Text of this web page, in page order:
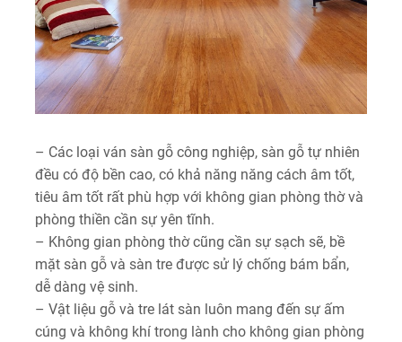
– Các loại ván sàn gỗ công nghiệp, sàn gỗ tự nhiên
đều có độ bền cao, có khả năng năng cách âm tốt,
tiêu âm tốt rất phù hợp với không gian phòng thờ và
phòng thiền cần sự yên tĩnh.
– Không gian phòng thờ cũng cần sự sạch sẽ, bề
mặt sàn gỗ và sàn tre được sử lý chống bám bẩn,
dễ dàng vệ sinh.
– Vật liệu gỗ và tre lát sàn luôn mang đến sự ấm
cúng và không khí trong lành cho không gian phòng